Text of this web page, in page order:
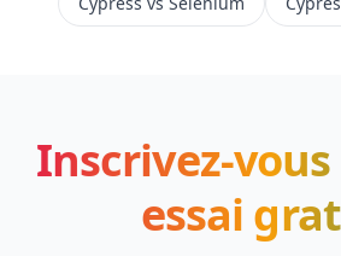
Inscrivez-
essai